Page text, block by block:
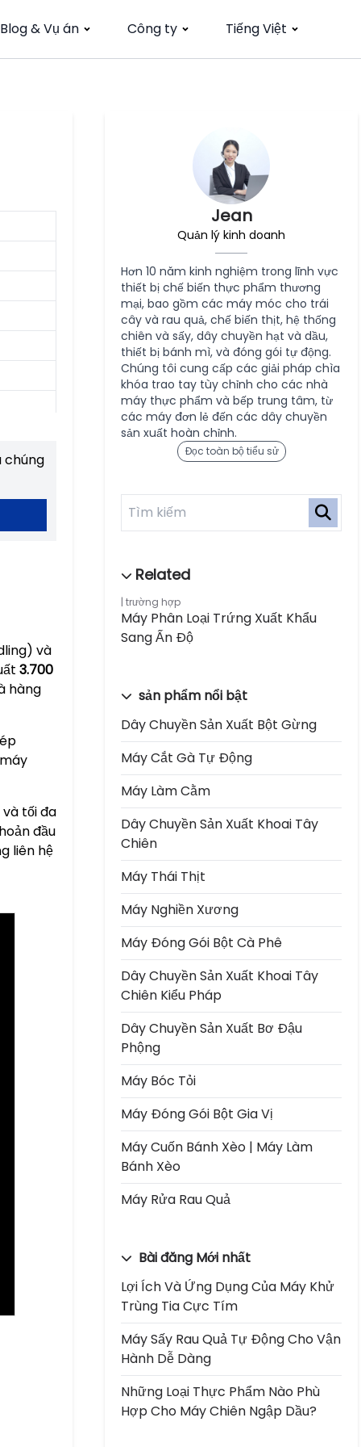
Blog & Vụ án Công ty Tiếng Việt
chúng
và
3.700
hàng
tối đa
đầu
liên hệ
Jean
Quản lý kinh doanh
Hơn 10 năm kinh nghiệm trong lĩnh vực
thiết bị chế biến thực phẩm thương
mại, bao gồm các máy móc cho trái
cây và rau quả, chế biến thịt, hệ thống
chiên và sấy, dây chuyền hạt và dầu,
thiết bị bánh mì, và đóng gói tự động.
Chúng tôi cung cấp các giải pháp chìa
khóa trao tay tùy chỉnh cho các nhà
máy thực phẩm và bếp trung tâm, từ
các máy đơn lẻ đến các dây chuyền
sản xuất hoàn chỉnh.
Đọc toàn bộ tiểu sử
trường hợp
Máy Phân Loại Trứng Xuất Khẩu
Sang Ấn Độ
sản phẩm nổi bật
Dây Chuyền Sản Xuất Bột Gừng
Máy Cắt Gà Tự Động
Máy Làm Cằm
Dây Chuyền Sản Xuất Khoai Tây
Chiên
Máy Thái Thịt
Máy Nghiền Xương
Máy Đóng Gói Bột Cà Phê
Dây Chuyền Sản Xuất Khoai Tây
Chiên Kiểu Pháp
Dây Chuyền Sản Xuất Bơ Đậu
Phộng
Máy Bóc Tỏi
Máy Đóng Gói Bột Gia Vị
Máy Cuốn Bánh Xèo | Máy Làm
Bánh Xèo
Máy Rửa Rau Quả
Bài đăng Mới nhất
Lợi Ích Và Ứng Dụng Của Máy Khử
Trùng Tia Cực Tím
Máy Sấy Rau Quả Tự Động Cho Vận
Hành Dễ Dàng
Những Loại Thực Phẩm Nào Phù
Hợp Cho Máy Chiên Ngập Dầu?